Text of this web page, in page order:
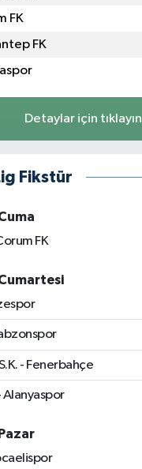
FK
FK
Detaylar için tıklayın
Fikstür
FK
- Fenerbahçe
Alanyaspor